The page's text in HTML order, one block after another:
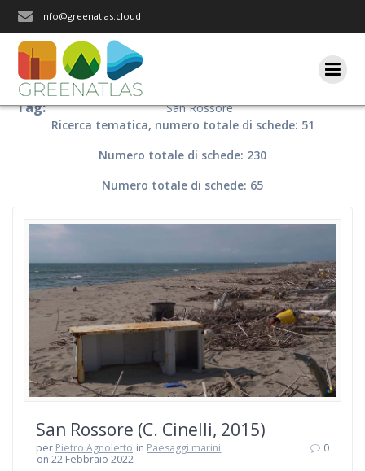
info@greenatlas.cloud
Tag:
San Rossore
Ricerca tematica, numero totale di schede: 51
Numero totale di schede: 230
Numero totale di schede: 65
San Rossore (C. Cinelli, 2015)
per Pietro Agnoletto in Paesaggi marini
on 22 Febbraio 2022
0